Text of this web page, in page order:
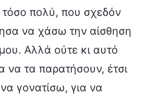
πολύ, που σχεδόν
να χάσω την αίσθηση
Αλλά ούτε κι αυτό
να τα παρατήσουν, έτσι
γονατίσω, για να